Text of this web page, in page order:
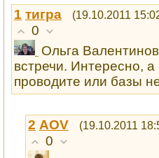
1 тигра (19.10.2011
0
Ольга
встречи. Интересно,
проводите или базы
2 AOV (19.10.2011
0